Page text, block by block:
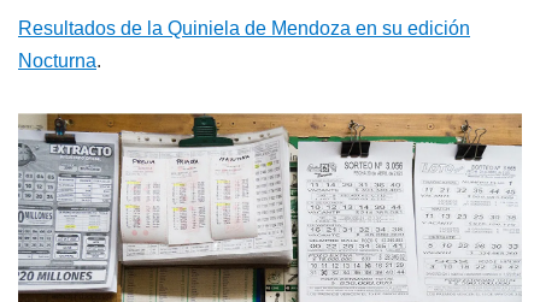
Resultados de la Quiniela de Mendoza en su edición
Nocturna.